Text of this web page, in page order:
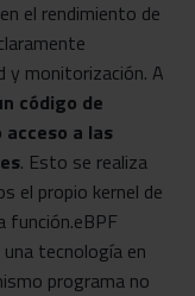
el rendimiento de
y monitorización. A
código de
a las
. Esto se realiza
el propio kernel de
función.eBPF
tecnología en
programa no